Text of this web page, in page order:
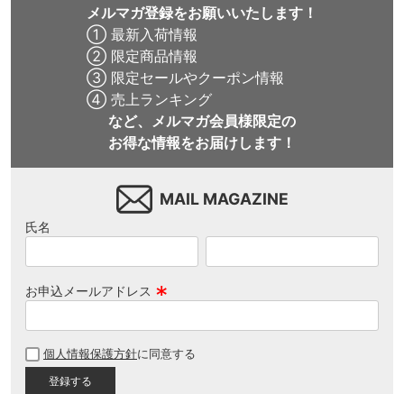
メルマガ登録をお願いいたします！
① 最新入荷情報
② 限定商品情報
③ 限定セールやクーポン情報
④ 売上ランキング
など、メルマガ会員様限定の
お得な情報をお届けします！
MAIL MAGAZINE
氏名
お申込メールアドレス
須
個人情報保護方針に同意する